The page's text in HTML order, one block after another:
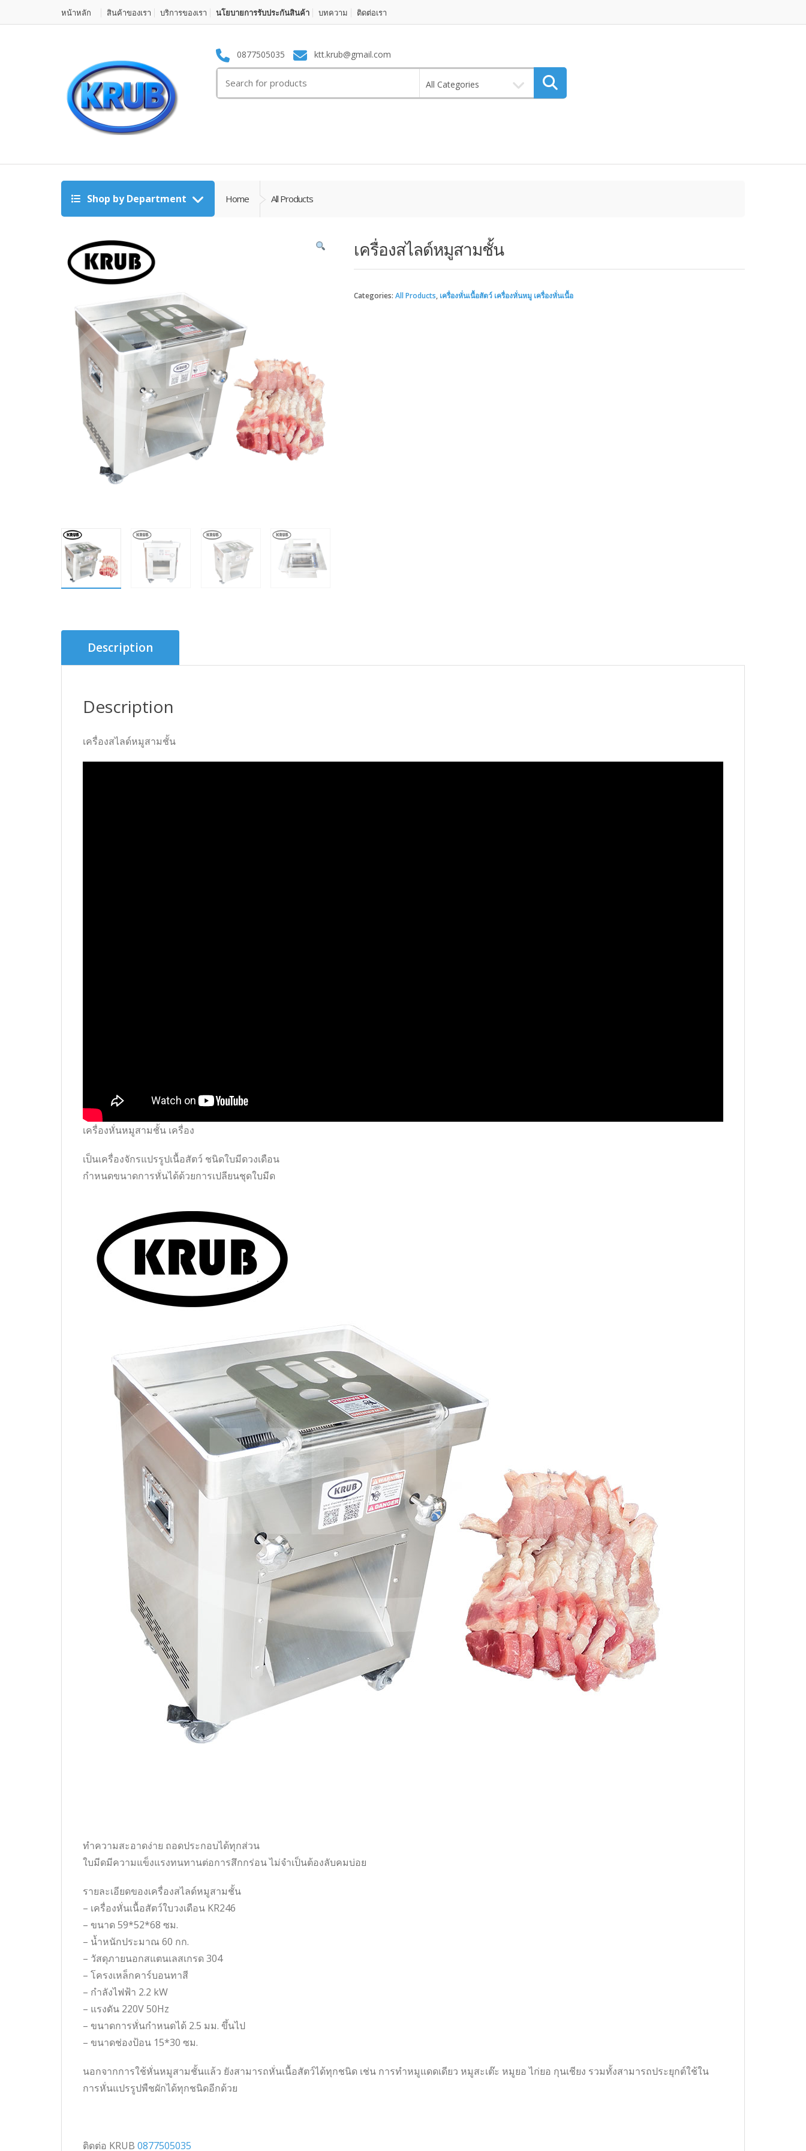
หน้าหลัก สินค้าของเรา บริการของเรา นโยบายการรับประกันสินค้า บทความ ติดต่อเรา
0877505035 ktt.krub@gmail.com
All Categories
Shop by Department Home All Products
เครื่องสไลด์หมูสามชั้น
Categories: All Products, เครื่องหั่นเนื้อสัตว์ เครื่องหั่นหมู เครื่องหั่นเนื้อ
Description
Description
เครื่องสไลด์หมูสามชั้น
เครื่องหั่นหมูสามชั้น เครื่อง
เป็นเครื่องจักรแปรรูปเนื้อสัตว์ ชนิดใบมีดวงเดือน
กำหนดขนาดการหั่นได้ด้วยการเปลียนชุดใบมีด
ทำความสะอาดง่าย ถอดประกอบได้ทุกส่วน
ใบมีดมีความแข็งแรงทนทานต่อการสึกกร่อน ไม่จำเป็นต้องลับคมบ่อย
รายละเอียดของเครื่องสไลด์หมูสามชั้น
– เครื่องหั่นเนื้อสัตว์ใบวงเดือน KR246
– ขนาด 59*52*68 ซม.
– น้ำหนักประมาณ 60 กก.
– วัสดุภายนอกสแตนเลสเกรด 304
– โครงเหล็กคาร์บอนทาสี
– กำลังไฟฟ้า 2.2 kW
– แรงดัน 220V 50Hz
– ขนาดการหั่นกำหนดได้ 2.5 มม. ขึ้นไป
– ขนาดช่องป้อน 15*30 ซม.
นอกจากการใช้หั่นหมูสามชั้นแล้ว ยังสามารถหั่นเนื้อสัตว์ได้ทุกชนิด เช่น การทำหมูแดดเดียว หมูสะเต๊ะ หมูยอ ไก่ยอ กุนเชียง รวมทั้งสามารถประยุกต์ใช้ใน
การหั่นแปรรูปพืชผักได้ทุกชนิดอีกด้วย
ติดต่อ KRUB 0877505035